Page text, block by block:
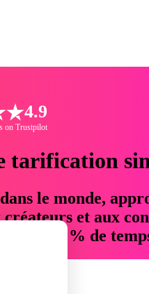
4.9
on Trustpilot
tarification
le monde,
et aux
76 % de